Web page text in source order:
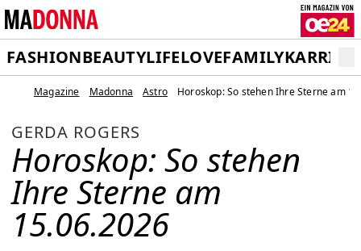
FASHIONBEAUTYLIFELOVEFAMILY
Magazine Madonna Astro Horoskop: So stehen Ihre Sterne am
GERDA ROGERS
Horoskop: So stehen
Ihre Sterne am
15.06.2026